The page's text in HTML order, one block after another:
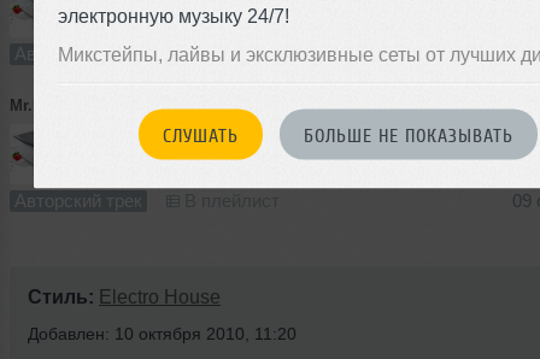
электронную музыку 24/7!
Микстейпы, лайвы и эксклюзивные сеты от лучших
СЛУШАТЬ БОЛЬШЕ НЕ ПОКАЗЫВАТЬ
6:26 7 раз 0
Авторский трек В плейлист 09
Mr.Miksar In the web
Авторский трек 09
Стиль: Electro House
Добавлен: 10 октября 2010, 11:20